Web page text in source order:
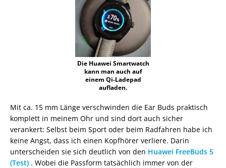
Die Huawei Smartwatch
kann man auch auf
einem Qi-Ladepad
aufladen.
Mit ca. 15 mm Länge verschwinden die Ear Buds praktisch
komplett in meinem Ohr und sind dort auch sicher
verankert: Selbst beim Sport oder beim Radfahren habe ich
keine Angst, dass ich einen Kopfhörer verliere. Darin
unterscheiden sie sich deutlich von den Huawei FreeBuds 5
(Test) . Wobei die Passform tatsächlich immer von der